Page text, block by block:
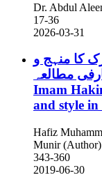
Dr. Abdul
17-36
2026-03-31
کا منہج و
Imam
and style
Hafiz
Munir (Author)
343-360
2019-06-30